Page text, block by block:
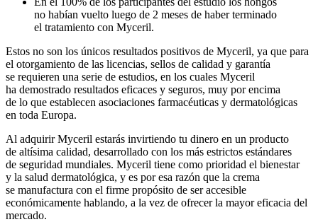
no habían vuelto luego de 2 meses de haber terminado
el tratamiento con Myceril.
Estos no son los únicos resultados positivos de Myceril, ya que para
el otorgamiento de las licencias, sellos de calidad y garantía
se requieren una serie de estudios, en los cuales Myceril
ha demostrado resultados eficaces y seguros, muy por encima
de lo que establecen asociaciones farmacéuticas y dermatológicas
en toda Europa.
Al adquirir Myceril estarás invirtiendo tu dinero en un producto
de altísima calidad, desarrollado con los más estrictos estándares
de seguridad mundiales. Myceril tiene como prioridad el bienestar
y la salud dermatológica, y es por esa razón que la crema
se manufactura con el firme propósito de ser accesible
económicamente hablando, a la vez de ofrecer la mayor eficacia del
mercado.